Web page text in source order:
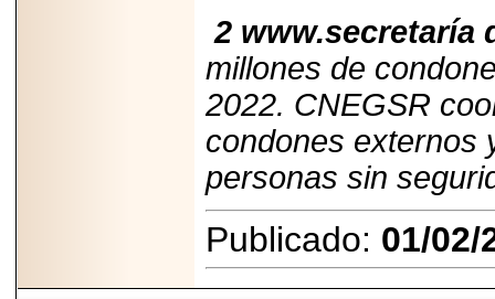
2 www.secretaría
millones de
2022. CNEGSR
condones externos
personas sin
Publicado: 01/02/